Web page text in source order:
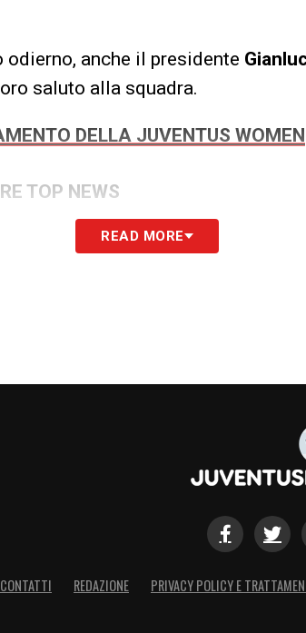
odierno, anche il presidente
saluto alla squadra.
DELLA JUVENTUS WOMEN
TOP NEWS
READ MORE
CONTATTI REDAZIONE PRIVACY POLICY E